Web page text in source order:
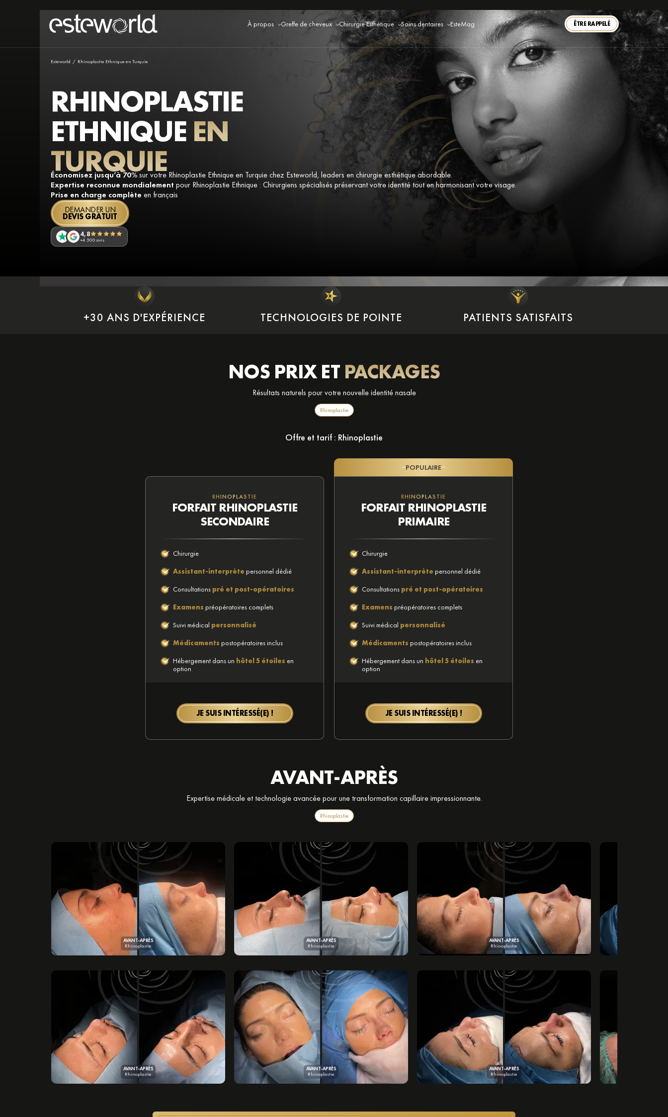
À propos Greffe de cheveux Chirurgie Esthétique Soins dentaires EsteMag ÊTRE RAPPELÉ
Esteworld / Rhinoplastie Ethnique en Turquie
RHINOPLASTIE
ETHNIQUE EN
TURQUIE
Économisez jusqu’à 70%sur votre Rhinoplastie Ethnique en Turquie chez Esteworld, leaders en chirurgie esthétique abordable.
Expertise reconnue mondialement pour Rhinoplastie Ethnique : Chirurgiens spécialisés préservant votre identité tout en harmonisant votre visage.
Prise en charge complète en français
DEMANDER UN
DEVIS GRATUIT
4,8
+4 500 avis
+30 ANS D'EXPÉRIENCE TECHNOLOGIES DE POINTE PATIENTS SATISFAITS
NOS PRIX ET PACKAGES
Résultats naturels pour votre nouvelle identité nasale
Rhinoplastie
Offre et tarif : Rhinoplastie
RHINOPLASTIE
FORFAIT RHINOPLASTIE
SECONDAIRE
Chirurgie
Assistant-interprète personnel dédié
Consultations pré et post-opératoires
Examens préopératoires complets
Suivi médical personnalisé
Médicaments postopératoires inclus
Hébergement dans un hôtel 5 étoiles en
option
JE SUIS INTÉRESSÉ(E) !
POPULAIRE
RHINOPLASTIE
FORFAIT RHINOPLASTIE
PRIMAIRE
Chirurgie
Assistant-interprète personnel dédié
Consultations pré et post-opératoires
Examens préopératoires complets
Suivi médical personnalisé
Médicaments postopératoires inclus
Hébergement dans un hôtel 5 étoiles en
option
JE SUIS INTÉRESSÉ(E) !
AVANT-APRÈS
Expertise médicale et technologie avancée pour une transformation capillaire impressionnante.
Rhinoplastie
AVANT-APRÈS
Rhinoplastie
AVANT-APRÈS
Rhinoplastie
AVANT-APRÈS
Rhinoplastie
AVANT-APRÈS
Rhinoplastie
AVANT-APRÈS
Rhinoplastie
AVANT-APRÈS
Rhinoplastie